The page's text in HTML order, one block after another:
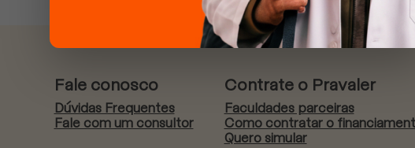
Fale conosco
Dúvidas Frequentes
Fale com um consultor
Contrate o Pravaler
Faculdades parceiras
Como contratar o
Quero simular